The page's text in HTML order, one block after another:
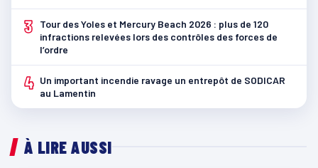
3
Tour des Yoles et Mercury Beach 2026 : plus de 120
infractions relevées lors des contrôles des forces de
l’ordre
4 Un important incendie ravage un entrepôt de SODICAR
au Lamentin
À LIRE AUSSI